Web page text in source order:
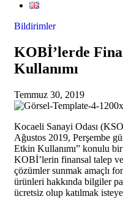
Bildirimler
KOBİ’lerde
Kullanımı
Temmuz 30, 2019
Kocaeli Sanayi Odası
Ağustos 2019, Perşembe
Etkin Kullanımı” konulu
KOBİ’lerin finansal talep
çözümler sunmak amaçlı
ürünleri hakkında bilgiler
ücretsiz olup katılmak